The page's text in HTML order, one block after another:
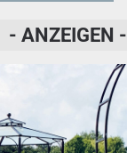
- ANZEIGEN -